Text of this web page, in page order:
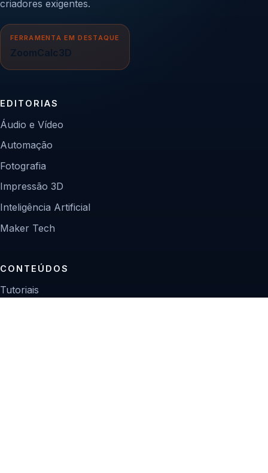
criadores exigentes.
FERRAMENTA EM DESTAQUE
ZoomCalc3D
EDITORIAS
Áudio e Vídeo
Automação
Fotografia
Impressão 3D
Inteligência Artificial
Maker Tech
CONTEÚDOS
Tutoriais